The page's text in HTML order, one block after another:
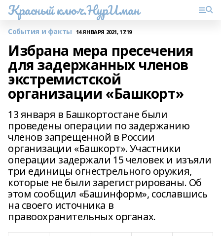
Красный ключ.НурИман
События и факты 14 ЯНВАРЯ 2021, 17:19
Избрана мера пресечения
для задержанных членов
экстремистской
организации «Башкорт»
13 января в Башкортостане были
проведены операции по задержанию
членов запрещенной в России
организации «Башкорт». Участники
операции задержали 15 человек и изъяли
три единицы огнестрельного оружия,
которые не были зарегистрированы. Об
этом сообщил «Башинформ», сославшись
на своего источника в
правоохранительных органах.